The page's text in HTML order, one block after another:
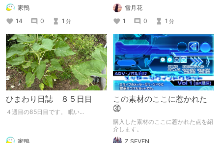
家鴨
14
0 1 分
雪月花
1
0 1 分
ひまわり日誌 ８５日目
４週目の85日目です。 眠い...
家鴨
この素材のここに惹かれた
㉚
購入した素材のここに惹かれた点を紹
介します。
Z SEVEN